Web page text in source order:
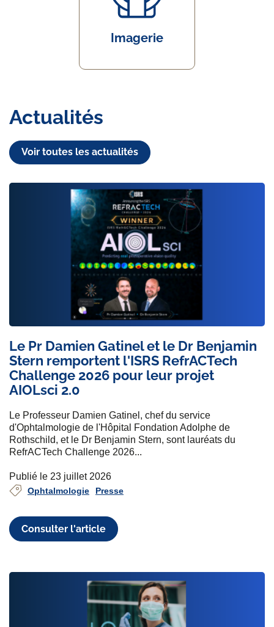
Imagerie
Actualités
Voir toutes les actualités
Le Pr Damien Gatinel et le Dr Benjamin
Stern remportent l'ISRS RefrACTech
Challenge 2026 pour leur projet
AIOLsci 2.0
Le Professeur Damien Gatinel, chef du service
d'Ophtalmologie de l'Hôpital Fondation Adolphe de
Rothschild, et le Dr Benjamin Stern, sont lauréats du
RefrACTech Challenge 2026...
Publié le 23 juillet 2026
Ophtalmologie Presse
Consulter l'article